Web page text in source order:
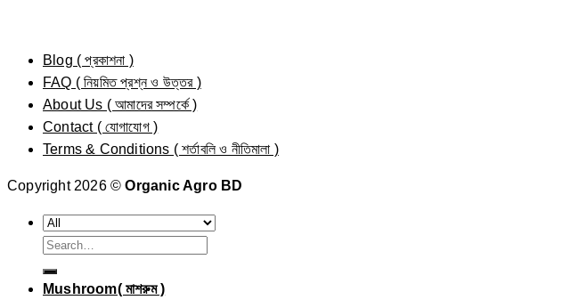
Blog ( প্রকাশনা )
FAQ ( নিয়মিত প্রশ্ন ও উত্তর )
About Us ( আমাদের সম্পর্কে )
Contact ( যোগাযোগ )
Terms & Conditions ( শর্তাবলি ও নীতিমালা )
Copyright 2026 ©Organic Agro BD
Search
for:
Mushroom( মাশরুম )